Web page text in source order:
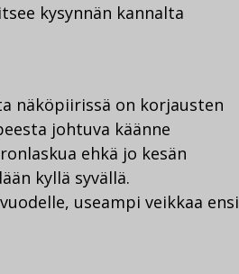
kysynnän kannalta
näköpiirissä on korjausten
johtuva käänne
ehkä jo kesän
kyllä syvällä.
useampi veikkaa ensi